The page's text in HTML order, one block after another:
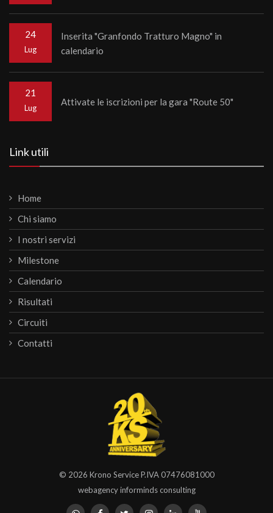
24
Lug
Inserita "Granfondo Tratturo Magno" in
calendario
21
Lug
Attivate le iscrizioni per la gara "Route 50"
Link utili
Home
Chi siamo
I nostri servizi
Milestone
Calendario
Risultati
Circuiti
Contatti
© 2026 Krono ServiceP.IVA 07476081000
webagency informinds consulting